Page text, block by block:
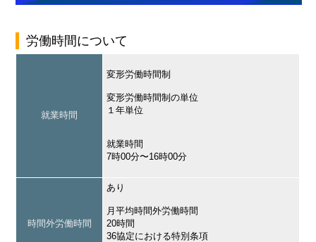
労働時間について
就業時間
変形労働時間制
変形労働時間制の単位
１年単位
就業時間
7時00分〜16時00分
時間外労働時間
あり
月平均時間外労働時間
20時間
36協定における特別条項